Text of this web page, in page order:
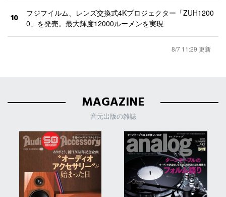
10
フジフイルム、レンズ交換式4Kプロジェクター「ZUH1200
0」を発売。最大輝度12000ルーメンを実現
8/7 11:29 更新
MAGAZINE
音元出版の雑誌